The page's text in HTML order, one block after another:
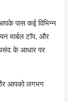
पास कई विभिन्न
मार्बल टॉप, और
के आधार पर
आपको लगभग